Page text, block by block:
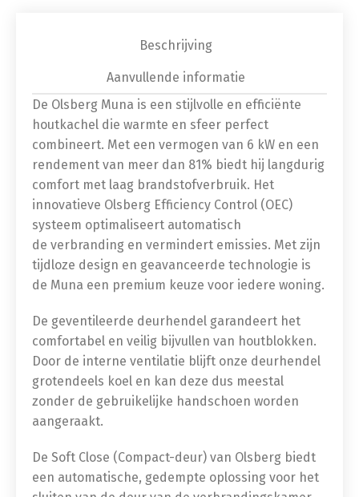
Beschrijving
Aanvullende informatie
De Olsberg Muna is een stijlvolle en efficiënte
houtkachel die warmte en sfeer perfect
combineert. Met een vermogen van 6 kW en een
rendement van meer dan 81% biedt hij langdurig
comfort met laag brandstofverbruik. Het
innovatieve Olsberg Efficiency Control (OEC)
systeem optimaliseert automatisch
de verbranding en vermindert emissies. Met zijn
tijdloze design en geavanceerde technologie is
de Muna een premium keuze voor iedere woning.
De geventileerde deurhendel garandeert het
comfortabel en veilig bijvullen van houtblokken.
Door de interne ventilatie blijft onze deurhendel
grotendeels koel en kan deze dus meestal
zonder de gebruikelijke handschoen worden
aangeraakt.
De Soft Close (Compact-deur) van Olsberg biedt
een automatische, gedempte oplossing voor het